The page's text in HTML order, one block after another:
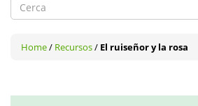
Formulari
cerca
Home/ Recursos/ El ruiseñor y la rosa